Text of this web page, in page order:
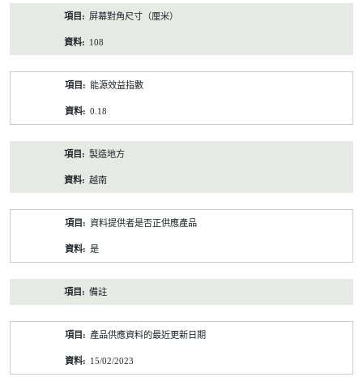
屏幕對角尺寸（厘米）
108
能源效益指數
0.18
製造地方
越南
資料提供者是否正供應產品
是
備註
產品供應資料的最近更新日期
15/02/2023